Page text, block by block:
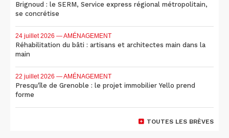
Brignoud : le SERM, Service express régional métropolitain,
se concrétise
24 juillet 2026 — AMÉNAGEMENT
Réhabilitation du bâti : artisans et architectes main dans la
main
22 juillet 2026 — AMÉNAGEMENT
Presqu'île de Grenoble : le projet immobilier Yello prend
forme
TOUTES LES BRÈVES